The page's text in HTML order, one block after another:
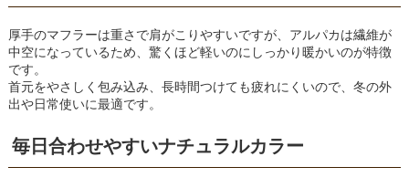
厚手のマフラーは重さで肩がこりやすいですが、アルパカは繊維が
中空になっているため、驚くほど軽いのにしっかり暖かいのが特徴
です。
首元をやさしく包み込み、長時間つけても疲れにくいので、冬の外
出や日常使いに最適です。
毎日合わせやすいナチュラルカラー